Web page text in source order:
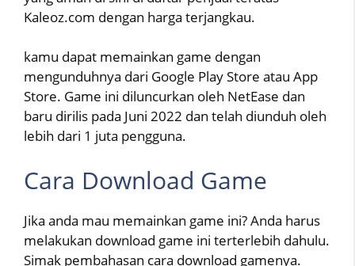
Kaleoz.com dengan harga terjangkau.
kamu dapat memainkan game dengan
mengunduhnya dari Google Play Store atau App
Store. Game ini diluncurkan oleh NetEase dan
baru dirilis pada Juni 2022 dan telah diunduh oleh
lebih dari 1 juta pengguna.
Cara Download Game
Jika anda mau memainkan game ini? Anda harus
melakukan download game ini terterlebih dahulu.
Simak pembahasan cara download gamenya.